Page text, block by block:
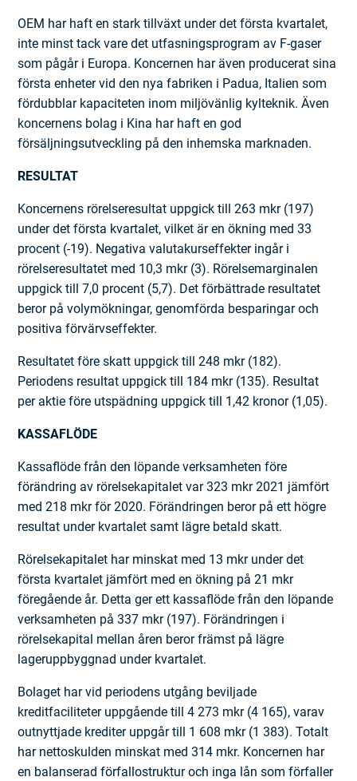
OEM har haft en stark tillväxt under det första kvartalet,
inte minst tack vare det utfasningsprogram av F-gaser
som pågår i Europa. Koncernen har även producerat sina
första enheter vid den nya fabriken i Padua, Italien som
fördubblar kapaciteten inom miljövänlig kylteknik. Även
koncernens bolag i Kina har haft en god
försäljningsutveckling på den inhemska marknaden.
RESULTAT
Koncernens rörelseresultat uppgick till 263 mkr (197)
under det första kvartalet, vilket är en ökning med 33
procent (-19). Negativa valutakurseffekter ingår i
rörelseresultatet med 10,3 mkr (3). Rörelsemarginalen
uppgick till 7,0 procent (5,7). Det förbättrade resultatet
beror på volymökningar, genomförda besparingar och
positiva förvärvseffekter.
Resultatet före skatt uppgick till 248 mkr (182).
Periodens resultat uppgick till 184 mkr (135). Resultat
per aktie före utspädning uppgick till 1,42 kronor (1,05).
KASSAFLÖDE
Kassaflöde från den löpande verksamheten före
förändring av rörelsekapitalet var 323 mkr 2021 jämfört
med 218 mkr för 2020. Förändringen beror på ett högre
resultat under kvartalet samt lägre betald skatt.
Rörelsekapitalet har minskat med 13 mkr under det
första kvartalet jämfört med en ökning på 21 mkr
föregående år. Detta ger ett kassaflöde från den löpande
verksamheten på 337 mkr (197). Förändringen i
rörelsekapital mellan åren beror främst på lägre
lageruppbyggnad under kvartalet.
Bolaget har vid periodens utgång beviljade
kreditfaciliteter uppgående till 4 273 mkr (4 165), varav
outnyttjade krediter uppgår till 1 608 mkr (1 383). Totalt
har nettoskulden minskat med 314 mkr. Koncernen har
en balanserad förfallostruktur och inga lån som förfaller